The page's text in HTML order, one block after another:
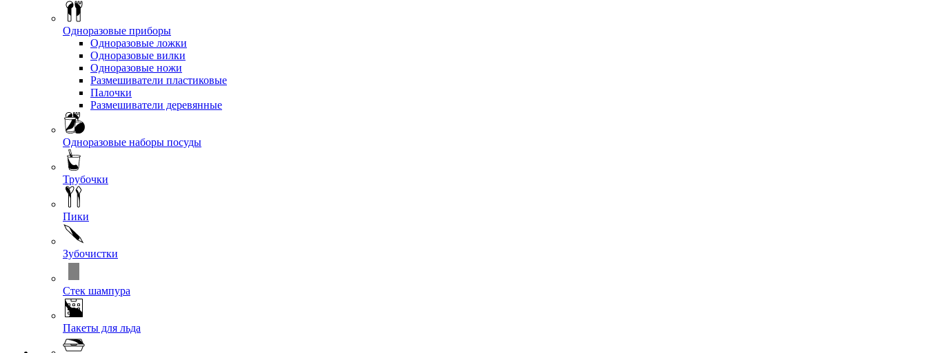
Одноразовые приборы
Одноразовые ложки
Одноразовые вилки
Одноразовые ножи
Размешиватели пластиковые
Палочки
Размешиватели деревянные
Одноразовые наборы посуды
Трубочки
Пики
Зубочистки
Стек шампура
Пакеты для льда